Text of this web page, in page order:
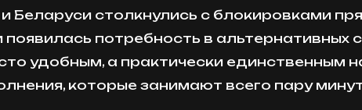
Беларуси столкнулись с блокировками
потребность в альтернативных
удобным, а практически единственным
которые занимают всего пару